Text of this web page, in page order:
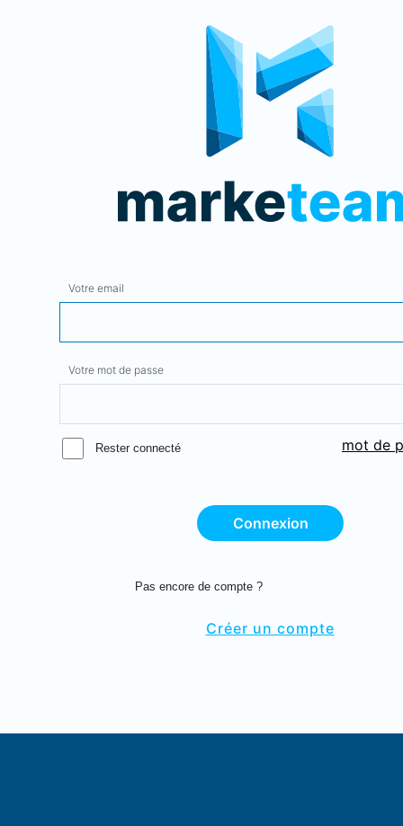
Votre email
Votre mot de passe
Rester connecté mot de
Connexion
Pas encore de compte ?
Créer un compte